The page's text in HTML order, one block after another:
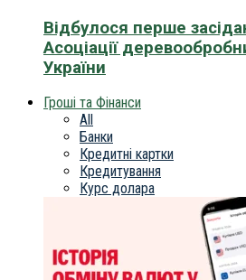
Відбулося перше
Асоціації
України
Гроші та Фінанси
All
Банки
Кредитні картки
Кредитування
Курс долара